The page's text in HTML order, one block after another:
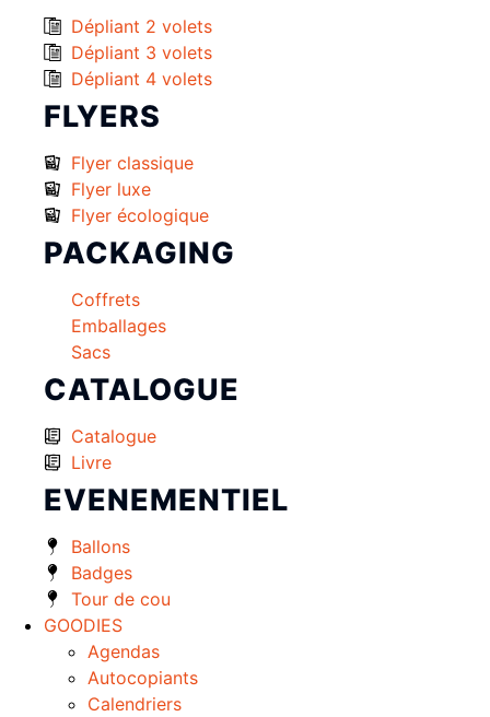
Dépliant 2 volets
Dépliant 3 volets
Dépliant 4 volets
FLYERS
Flyer classique
Flyer luxe
Flyer écologique
PACKAGING
Coffrets
Emballages
Sacs
CATALOGUE
Catalogue
Livre
EVENEMENTIEL
Ballons
Badges
Tour de cou
GOODIES
Agendas
Autocopiants
Calendriers